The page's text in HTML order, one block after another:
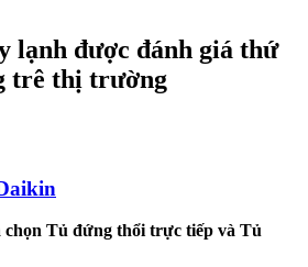
lạnh được đánh giá thứ
trê thị trường
chọn Tủ đứng thổi trực tiếp và Tủ